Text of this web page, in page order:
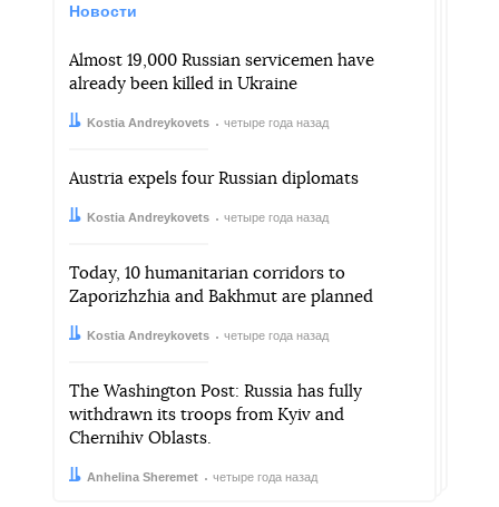
Новости
Almost 19,000 Russian servicemen have
already been killed in Ukraine
Автор:Kostia Andreykovets
Дата: четыре года назад
Austria expels four Russian diplomats
Автор:Kostia Andreykovets
Дата: четыре года назад
Today, 10 humanitarian corridors to
Zaporizhzhia and Bakhmut are planned
Автор:Kostia Andreykovets
Дата: четыре года назад
The Washington Post: Russia has fully
withdrawn its troops from Kyiv and
Chernihiv Oblasts.
Автор:
Anhelina Sheremet
Дата: четыре года назад